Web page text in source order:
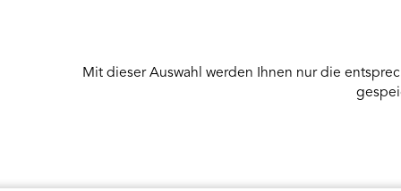
Mit dieser Auswahl werden Ihnen nur die